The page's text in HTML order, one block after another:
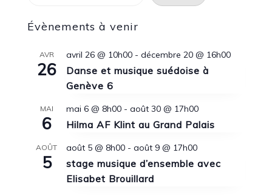
Évènements à venir
AVR
26
avril 26 @ 10h00- décembre 20 @ 16h00
Danse et musique suédoise à
Genève 6
MAI
6
mai 6 @ 8h00- août 30 @ 17h00
Hilma AF Klint au Grand Palais
AOÛT
5
août 5 @ 8h00- août 9 @ 17h00
stage musique d’ensemble avec
Elisabet Brouillard